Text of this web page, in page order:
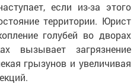
если из-за этого
территории. Юрист
голубей во дворах
вызывает загрязнение
грызунов и увеличивая